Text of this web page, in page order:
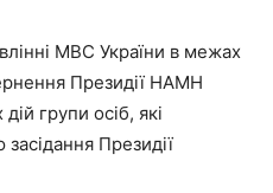
МВС України в межах
Президії НАМН
групи осіб, які
Президії